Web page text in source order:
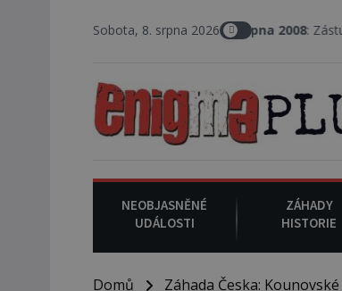
Sobota, 8. srpna 2026
8. srpna 2008: Zástupce šerifa v
NEOBJASNĚNÉ
UDÁLOSTI
ZÁHADY
HISTORIE
Domů Záhada Česka: